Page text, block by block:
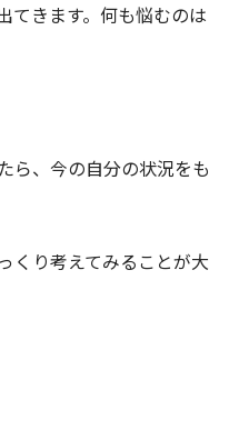
てきます。何も悩むのは
ら、今の自分の状況をも
くり考えてみることが大